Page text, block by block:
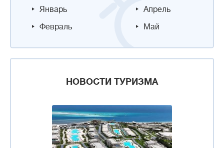
Январь
Февраль
Апрель
Май
НОВОСТИ ТУРИЗМА